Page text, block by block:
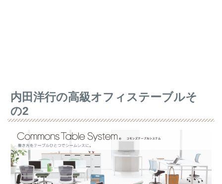
内田洋行の高級オフィステーブルそ
の2